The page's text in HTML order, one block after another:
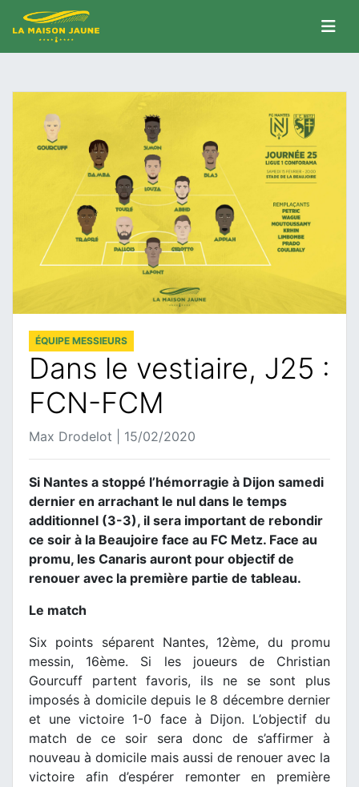
ÉQUIPE MESSIEURS
Dans le vestiaire, J25 :
FCN-FCM
Max Drodelot | 15/02/2020
Si Nantes a stoppé l’hémorragie à Dijon samedi
dernier en arrachant le nul dans le temps
additionnel (3-3), il sera important de rebondir
ce soir à la Beaujoire face au FC Metz. Face au
promu, les Canaris auront pour objectif de
renouer avec la première partie de tableau.
Le match
Six points séparent Nantes, 12ème, du promu
messin, 16ème. Si les joueurs de Christian
Gourcuff partent favoris, ils ne se sont plus
imposés à domicile depuis le 8 décembre dernier
et une victoire 1-0 face à Dijon. L’objectif du
match de ce soir sera donc de s’affirmer à
nouveau à domicile mais aussi de renouer avec la
victoire afin d’espérer remonter en première